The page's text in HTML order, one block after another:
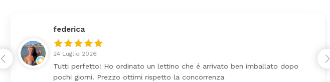
federica
24 Luglio 2026
Tutti perfetto! Ho ordinato un lettino che é arrivato ben imballato dopo
pochi giorni. Prezzo ottimi rispetto la concorrenza